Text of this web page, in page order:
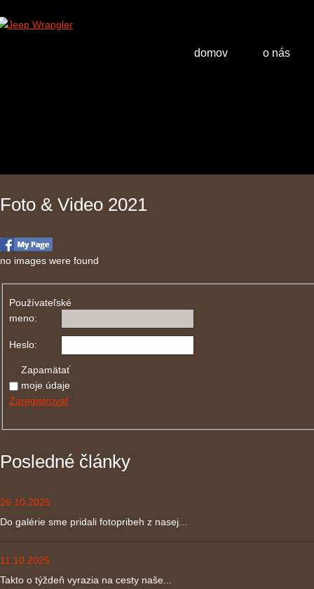
domov o nás
Foto & Video 2021
no images were found
Používateľské
meno:
Heslo:
Zapamätať
moje údaje
Zaregistrovať
Posledné články
26.10.2025
Do galérie sme pridali fotopribeh z nasej...
11.10.2025
Takto o týždeň vyrazia na cesty naše...